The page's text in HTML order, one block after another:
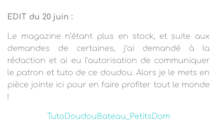
EDIT du 20 juin :
Le magazine n’étant plus en stock, et suite aux
demandes de certaines, j’ai demandé à la
rédaction et ai eu l’autorisation de communiquer
le patron et tuto de ce doudou. Alors je le mets en
pièce jointe ici pour en faire profiter tout le monde
!
TutoDoudouBateau_PetitsDom